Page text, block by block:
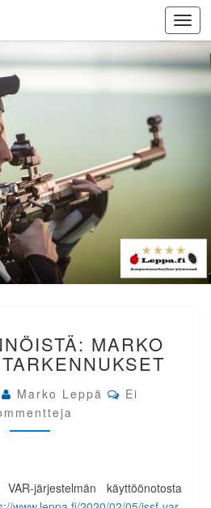
SÄÄNNÖISTÄ:
MARKO
TALVITIEN
TARKENNUKSET
MARKO
Marko Leppä Comments
Ei
järjestelmän käyttöönotosta